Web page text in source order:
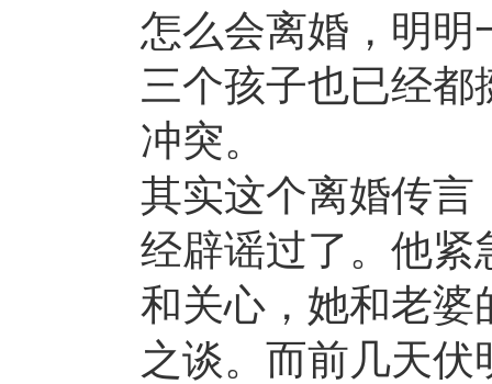
怎么会离婚，明明
三个孩子也已经
冲突。
其实这个离婚传言
经辟谣过了。他紧
和关心，她和老婆
之谈。而前几天